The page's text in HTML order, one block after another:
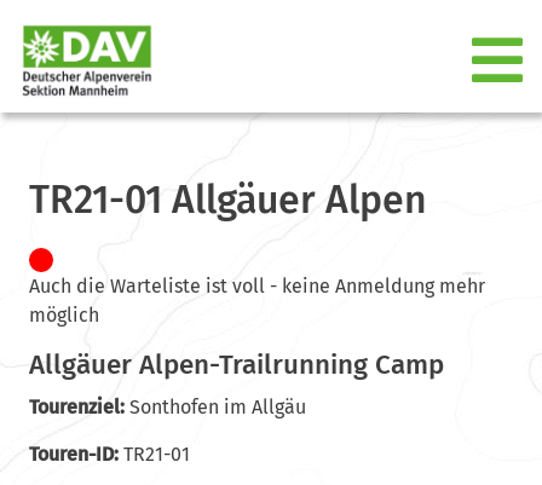
TR21-01 Allgäuer Alpen
Auch die Warteliste ist voll - keine Anmeldung mehr
möglich
Allgäuer Alpen-Trailrunning Camp
Tourenziel:Sonthofen im Allgäu
Touren-ID:TR21-01